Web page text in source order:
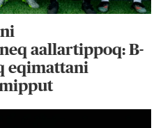
aallartippoq: B-
eqimattani